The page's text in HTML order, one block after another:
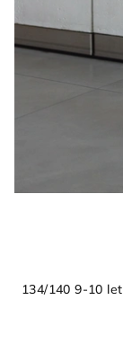
134/140 9-10 let